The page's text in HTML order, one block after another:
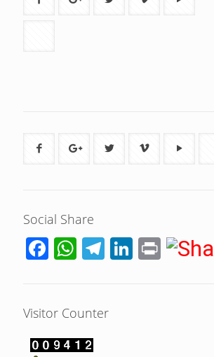
Social Share
Facebook
WhatsApp
Telegram
LinkedIn
Print
Visitor Counter
Desak